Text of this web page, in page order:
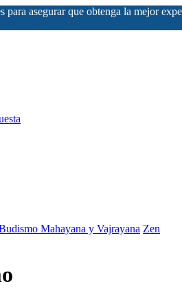
para asegurar que obtenga la mejor
Mahayana y Vajrayana Zen